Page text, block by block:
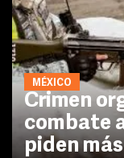
MÉXICO
Crimen
combate
piden más